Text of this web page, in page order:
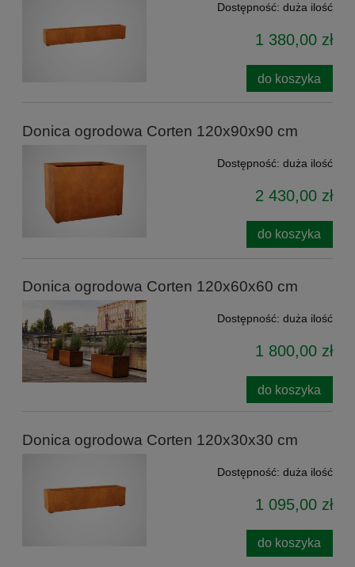
Dostępność: duża ilość
1 380,00 zł
do koszyka
Donica ogrodowa Corten 120x90x90 cm
Dostępność: duża ilość
2 430,00 zł
do koszyka
Donica ogrodowa Corten 120x60x60 cm
Dostępność: duża ilość
1 800,00 zł
do koszyka
Donica ogrodowa Corten 120x30x30 cm
Dostępność: duża ilość
1 095,00 zł
do koszyka